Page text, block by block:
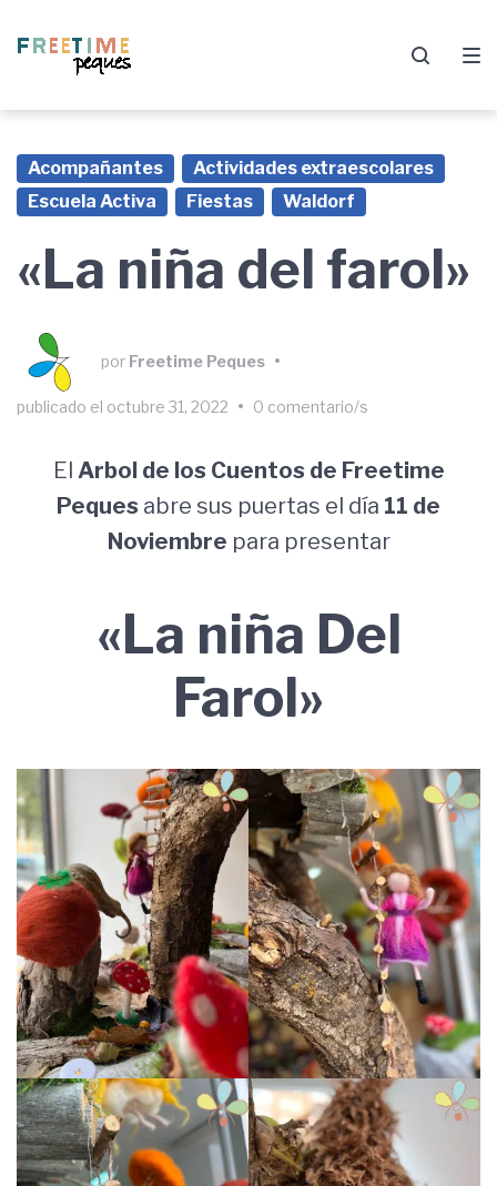
principal
página
Acompañantes
Actividades extraescolares
Escuela Activa
Fiestas Waldorf
«La niña del farol»
por Freetime Peques •
publicado el octubre 31, 2022 • 0 comentario/s
El Arbol de los Cuentos de Freetime
Peques abre sus puertas el día 11 de
Noviembre para presentar
«La niña Del
Farol»